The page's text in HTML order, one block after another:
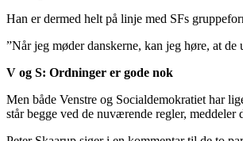
Han er dermed helt på linje med SFs
”Når jeg møder danskerne, kan jeg høre, at
V og S: Ordninger er gode nok
Men både Venstre og Socialdemokratiet har
står begge ved de nuværende regler,